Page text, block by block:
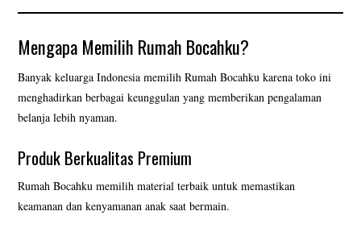
Mengapa Memilih Rumah Bocahku?
Banyak keluarga Indonesia memilih Rumah Bocahku karena toko ini
menghadirkan berbagai keunggulan yang memberikan pengalaman
belanja lebih nyaman.
Produk Berkualitas Premium
Rumah Bocahku memilih material terbaik untuk memastikan
keamanan dan kenyamanan anak saat bermain.